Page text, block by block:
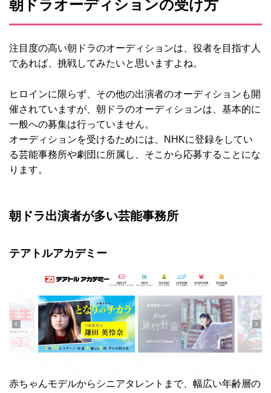
朝ドラオーディションの受け方
注目度の高い朝ドラのオーディションは、役者を目指す人
であれば、挑戦してみたいと思いますよね。
ヒロインに限らず、その他の出演者のオーディションも開
催されていますが、朝ドラのオーディションは、基本的に
一般への募集は行っていません。
オーディションを受けるためには、NHKに登録をしてい
る芸能事務所や劇団に所属し、そこから応募することにな
ります。
朝ドラ出演者が多い芸能事務所
テアトルアカデミー
赤ちゃんモデルからシニアタレントまで、幅広い年齢層の